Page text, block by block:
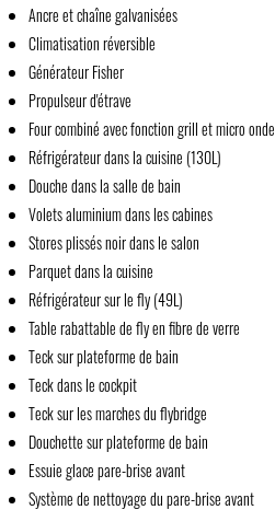
Ancre et chaîne galvanisées
Climatisation réversible
Générateur Fisher
Propulseur d'étrave
Four combiné avec fonction grill et micro onde
Réfrigérateur dans la cuisine (130L)
Douche dans la salle de bain
Volets aluminium dans les cabines
Stores plissés noir dans le salon
Parquet dans la cuisine
Réfrigérateur sur le fly (49L)
Table rabattable de fly en fibre de verre
Teck sur plateforme de bain
Teck dans le cockpit
Teck sur les marches du flybridge
Douchette sur plateforme de bain
Essuie glace pare-brise avant
Système de nettoyage du pare-brise avant